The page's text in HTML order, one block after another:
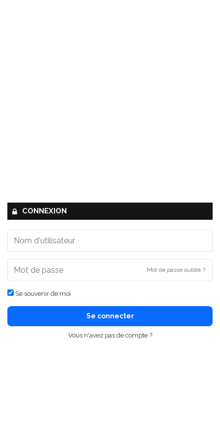
CONNEXION
Mot de passe oublié ?
Se souvenir de moi
Se connecter
Vous n'avez pas de compte ?